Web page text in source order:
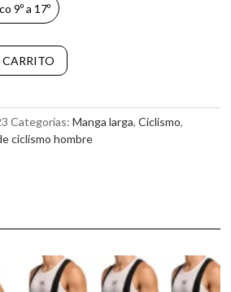
9º a 17º
Categorías:Manga larga,Ciclismo,
ciclismo hombre